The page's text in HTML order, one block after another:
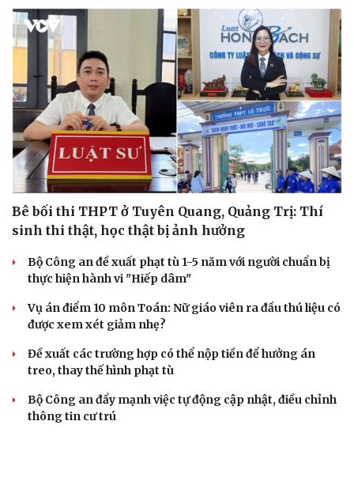
Cải chính
Bê bối thi THPT ở Tuyên Quang, Quảng Trị: Thí
sinh thi thật, học thật bị ảnh hưởng
Bộ Công an đề xuất phạt tù 1-5 năm với người chuẩn bị
thực hiện hành vi "Hiếp dâm"
Vụ án điểm 10 môn Toán: Nữ giáo viên ra đầu thú liệu có
được xem xét giảm nhẹ?
Đề xuất các trường hợp có thể nộp tiền để hưởng án
treo, thay thế hình phạt tù
Bộ Công an đẩy mạnh việc tự động cập nhật, điều chỉnh
thông tin cư trú